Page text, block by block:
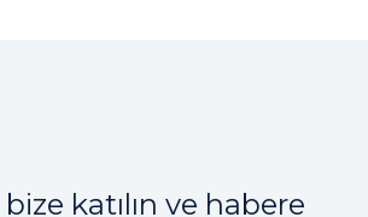
katılın ve habere